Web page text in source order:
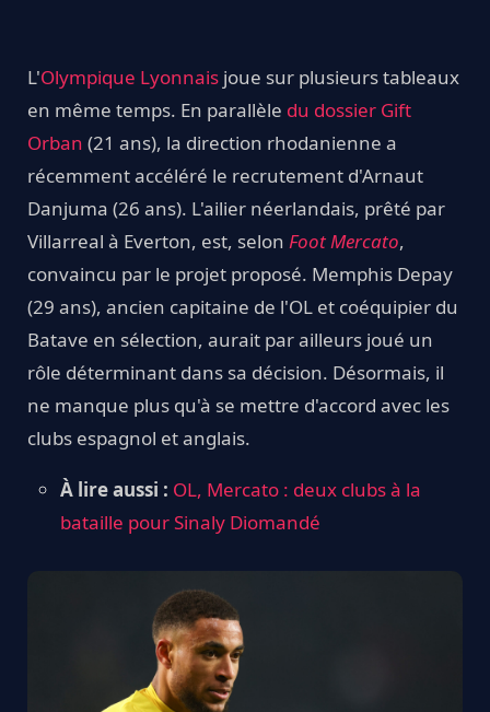
L'Olympique Lyonnais joue sur plusieurs tableaux
en même temps. En parallèle du dossier Gift
Orban (21 ans), la direction rhodanienne a
récemment accéléré le recrutement d'Arnaut
Danjuma (26 ans). L'ailier néerlandais, prêté par
Villarreal à Everton, est, selon Foot Mercato,
convaincu par le projet proposé. Memphis Depay
(29 ans), ancien capitaine de l'OL et coéquipier du
Batave en sélection, aurait par ailleurs joué un
rôle déterminant dans sa décision. Désormais, il
ne manque plus qu'à se mettre d'accord avec les
clubs espagnol et anglais.
À lire aussi : OL, Mercato : deux clubs à la
bataille pour Sinaly Diomandé